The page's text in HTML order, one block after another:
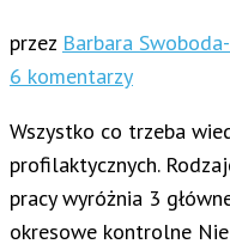
przez Barbara
6 komentarzy
Wszystko co trzeba
profilaktycznych.
pracy wyróżnia 3
okresowe kontrolne